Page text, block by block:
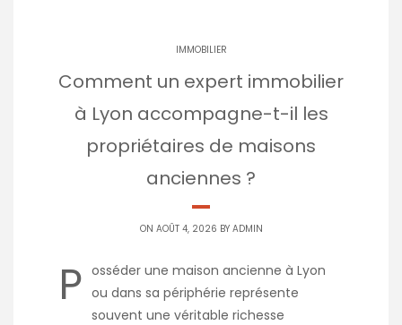
IMMOBILIER
Comment un expert immobilier
à Lyon accompagne-t-il les
propriétaires de maisons
anciennes ?
ON AOÛT 4, 2026 BY ADMIN
P osséder une maison ancienne à Lyon
ou dans sa périphérie représente
souvent une véritable richesse